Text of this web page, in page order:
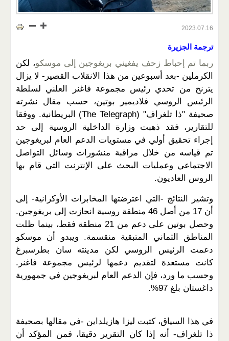
2023.07.16
ترجمة الجزيرة
ربما تم إحباط زحف يفغيني بريغوجين إلى موسكو، لكن
الكرملين -بعد أسبوعين من هذا الانقلاب القصير- لا يزال
يترنح من تحدي رئيس مجموعة فاغنر العلني لسلطة
الرئيس الروسي فلاديمير بوتين، حسب مقال نشرته
صحيفة "ذا تلغراف" (The Telegraph) البريطانية. ووفقا
للتقارير، فقد ذهبت وزارة الداخلية الروسية إلى حد
إجراء تحقيق أولي في مستويات الدعم العام لبريغوجين
تم قياسه من خلال مراقبة منشورات وسائل التواصل
الاجتماعي وعمليات البحث على الإنترنت التي قام بها
الروس العاديون.
وتشير النتائج -التي اعترضتها المخابرات الأوكرانية- إلى
أن 17 من أصل 46 منطقة روسية انحازت إلى بريغوجين.
وحصل بوتين على دعم من 21 منطقة فقط، بينما ظلت
المناطق الثماني المتبقية منقسمة. ويبدو أن موسكو
دعمت الرئيس الروسي لكن مدينته سان بطرسبرغ
كانت مستعدة لتقديم دعمها لرئيس مجموعة فاغنر.
وحسب ما ورد، فإن الدعم العام لبريغوجين في جمهورية
داغستان بلغ 97%.
في هذا السياق، كتبت ليزا هازيلداين -في مقالها بصحيفة
ذا تلغراف- أنه إذا كان التقرير دقيقا، فمن المؤكد أن